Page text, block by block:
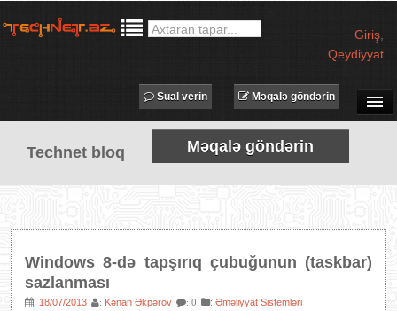
Giriş
Qeydiyyat
SUAL-CAVAB
TECHNET TV
MƏQALƏLƏR
PROQRAMLAR
AVADANLIQLAR
Məqalə göndərin
Sual verin
Technet bloq Məqalə göndərin
Windows 8-də tapşırıq çubuğunun (taskbar)
sazlanması
: 18/07/2013 : Kənan Əkpərov : 0 : Əməliyyat Sistemləri